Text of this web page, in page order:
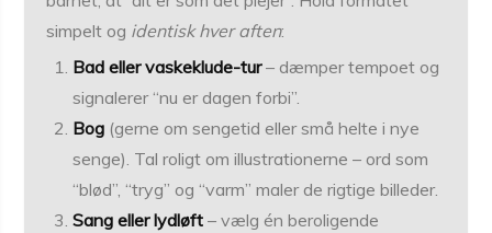
simpelt og identisk hver aften:
Bad eller vaskeklude-tur– dæmper tempoet og
signalerer “nu er dagen forbi”.
Bog (gerne om sengetid eller små helte i nye
senge). Tal roligt om illustrationerne – ord som
“blød”, “tryg” og “varm” maler de rigtige billeder.
Sang eller lydløft – vælg én beroligende